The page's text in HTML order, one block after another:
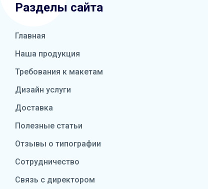
Разделы сайта
Главная
Наша продукция
Требования к макетам
Дизайн услуги
Доставка
Полезные статьи
Отзывы о типографии
Сотрудничество
Связь с директором